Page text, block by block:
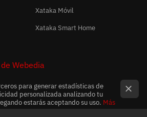
Xataka Móvil
Xataka Smart Home
Webedia
para generar estadísticas de
personalizada analizando tu
estarás aceptando su uso. Más